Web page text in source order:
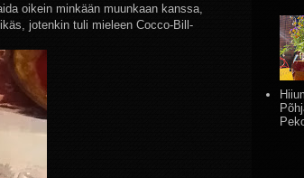
oikein minkään muunkaan kanssa,
jotenkin tuli mieleen Cocco-Bill-